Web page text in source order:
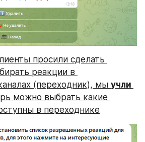
просили сделать
реакции в
(переходник), мы учли
можно выбрать какие
в переходнике